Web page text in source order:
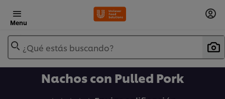
Menu
¿Qué estás buscando?
Nachos con Pulled Pork